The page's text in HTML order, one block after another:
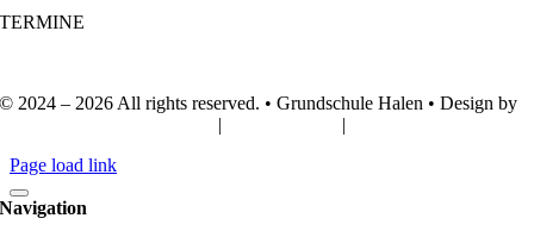
TERMINE
© 2024 – 2026 All rights reserved. • Grundschule Halen • Design by
| |
Page load link
Navigation